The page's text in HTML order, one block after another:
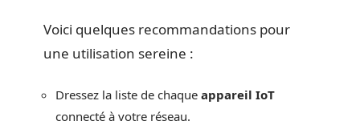
Voici quelques recommandations pour
une utilisation sereine :
Dressez la liste de chaque appareil IoT
connecté à votre réseau.